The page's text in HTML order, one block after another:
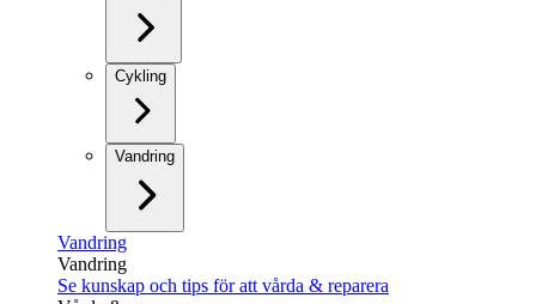
Cykling
Vandring
Vandring
Vandring
Se kunskap och tips för att vårda & reparera